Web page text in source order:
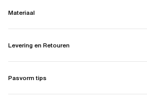
Materiaal
Levering en Retouren
Pasvorm tips